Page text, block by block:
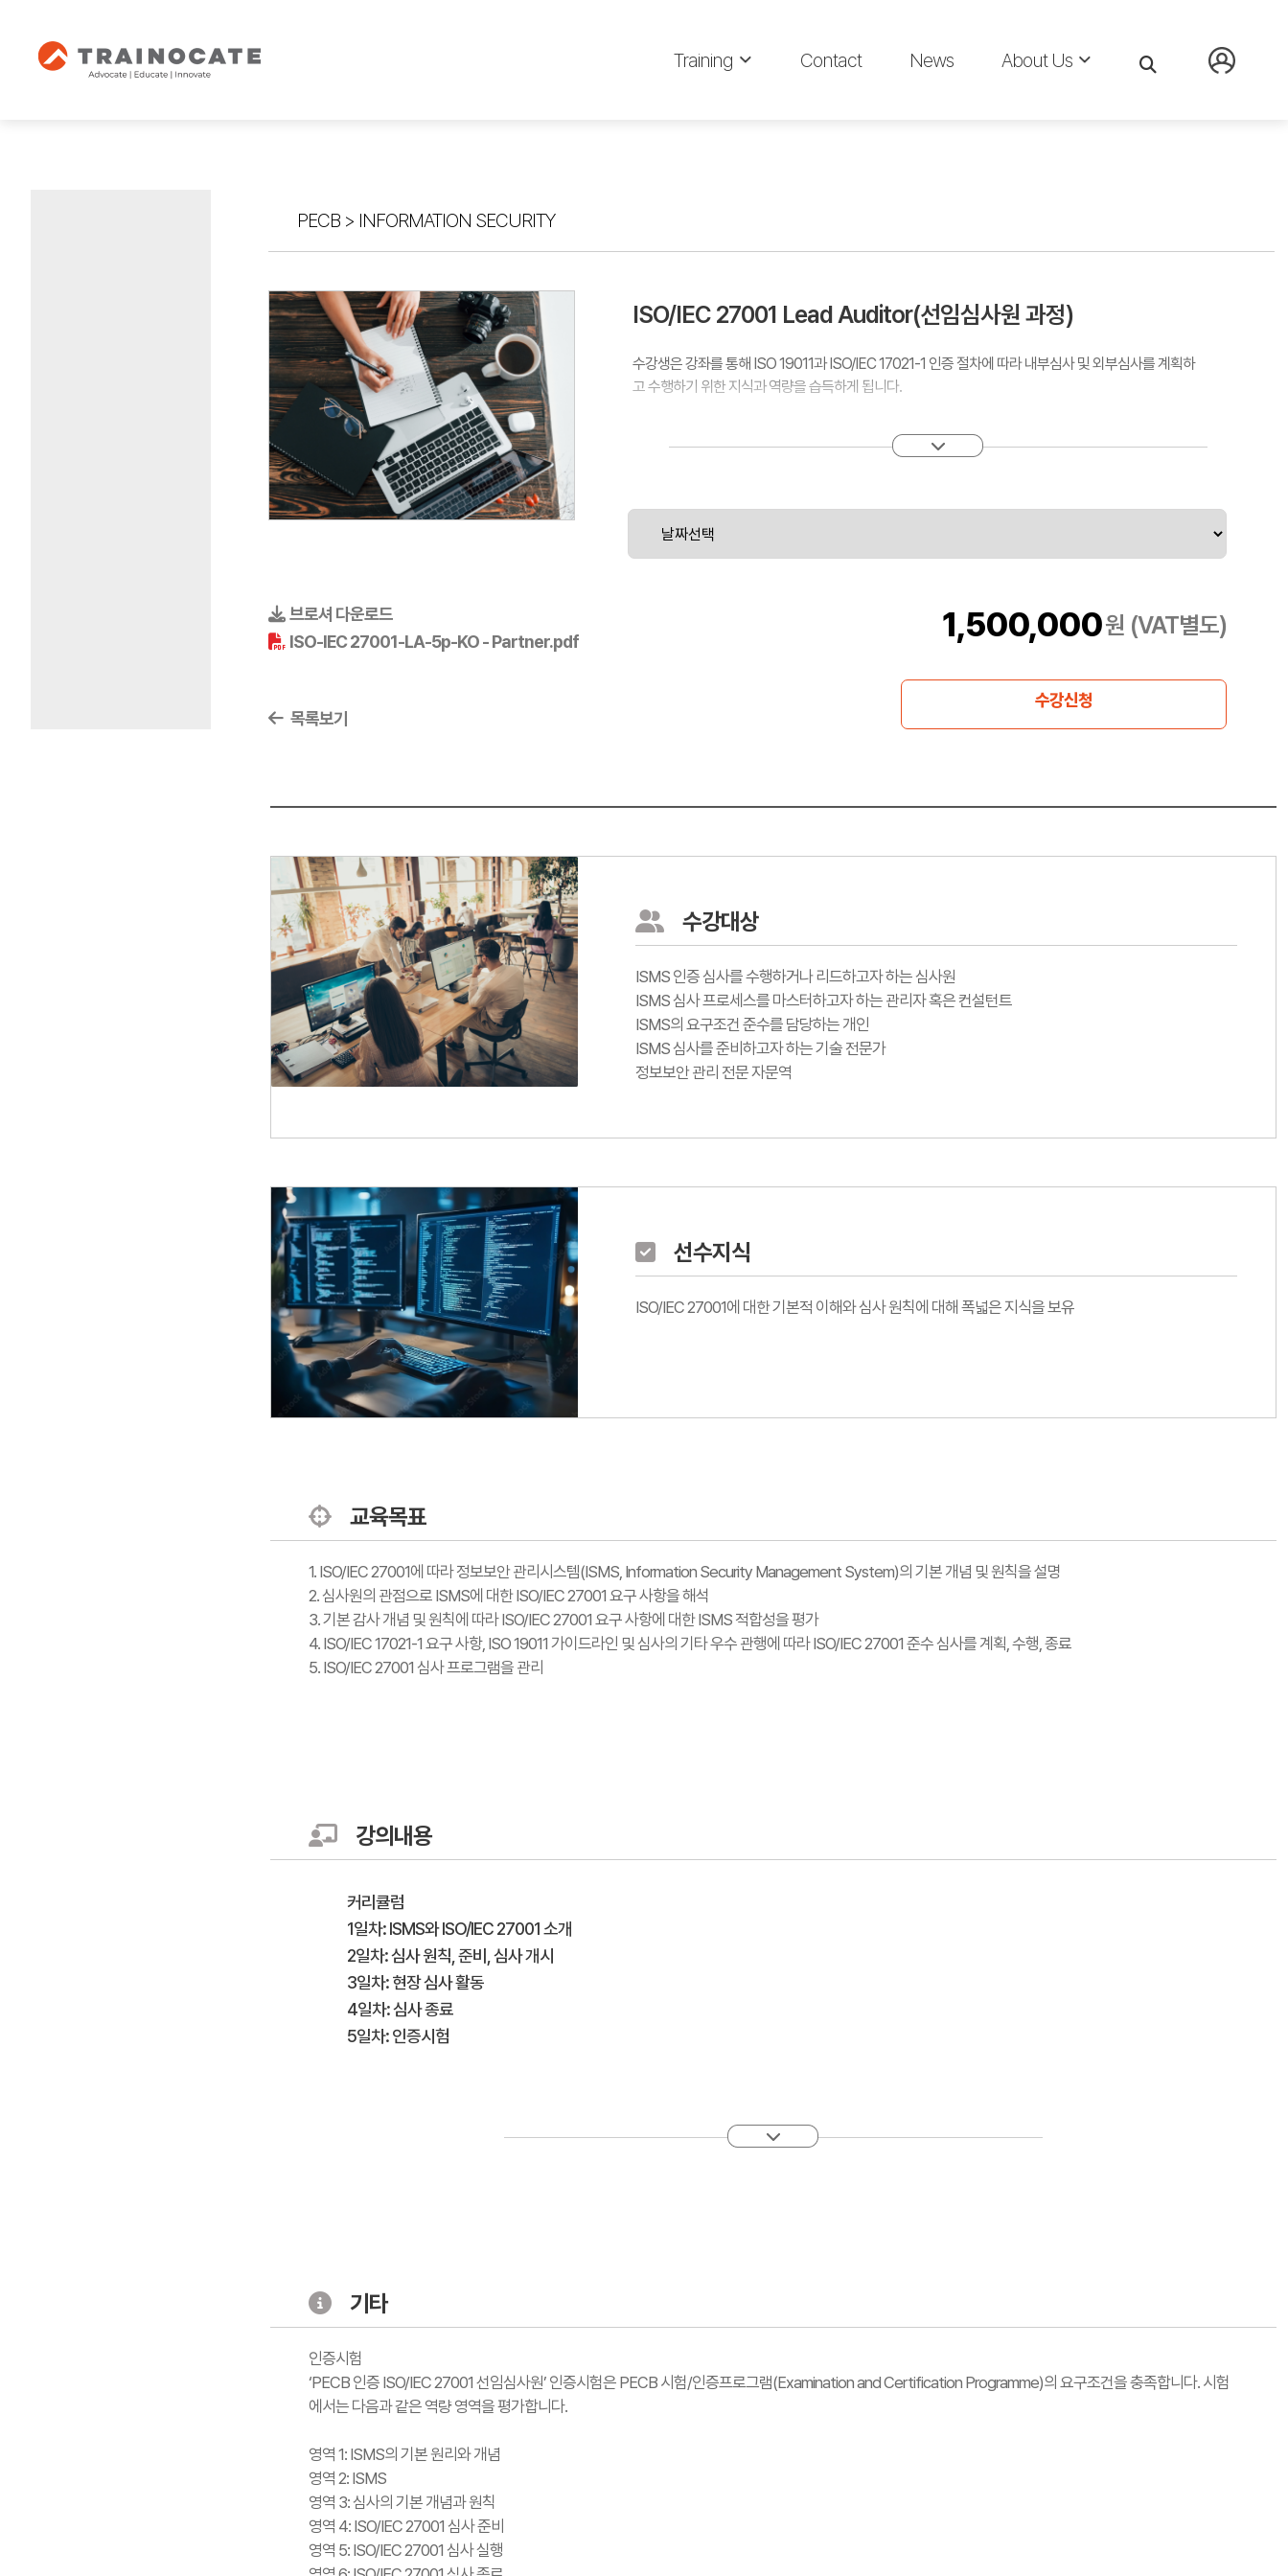
Training Contact News About Us
PECB > INFORMATION SECURITY
브로셔 다운로드
ISO-IEC 27001-LA-5p-KO - Partner.pdf
목록보기
ISO/IEC 27001 Lead Auditor(선임심사원 과정)
수강생은 강좌를 통해 ISO 19011과 ISO/IEC 17021-1 인증 절차에 따라 내부심사 및 외부심사를 계획하
고 수행하기 위한 지식과 역량을 습득하게 됩니다.
또한 실용적 실습을 통해 심사 테크닉을 마스터하고 심사 프로그램, 심사팀, 고객과의 소통, 갈등해결을
ISO/IEC 27001 선임심사원 인증서를 신청할 수 있습니다. PECB 선임심사원 인증서를 통해 우수관행
을 바탕으로 기관에 대한 심사를 수행할 수 있는 역량을 보유하고 있음을 증명할 수 있습니다.
1,500,000원 (VAT별도)
수강신청
수강대상
ISMS 인증 심사를 수행하거나 리드하고자 하는 심사원
ISMS 심사 프로세스를 마스터하고자 하는 관리자 혹은 컨설턴트
ISMS의 요구조건 준수를 담당하는 개인
ISMS 심사를 준비하고자 하는 기술 전문가
정보보안 관리 전문 자문역
선수지식
ISO/IEC 27001에 대한 기본적 이해와 심사 원칙에 대해 폭넓은 지식을 보유
교육목표
1. ISO/IEC 27001에 따라 정보보안 관리시스템(ISMS, Information Security Management System)의 기본 개념 및 원칙을 설명
2. 심사원의 관점으로 ISMS에 대한 ISO/IEC 27001 요구 사항을 해석
3. 기본 감사 개념 및 원칙에 따라 ISO/IEC 27001 요구 사항에 대한 ISMS 적합성을 평가
4. ISO/IEC 17021-1 요구 사항, ISO 19011 가이드라인 및 심사의 기타 우수 관행에 따라 ISO/IEC 27001 준수 심사를 계획, 수행, 종료
5. ISO/IEC 27001 심사 프로그램을 관리
강의내용
커리큘럼
1일차: ISMS와 ISO/IEC 27001 소개
2일차: 심사 원칙, 준비, 심사 개시
3일차: 현장 심사 활동
4일차: 심사 종료
5일차: 인증시험
기타
인증시험
‘PECB 인증 ISO/IEC 27001 선임심사원’ 인증시험은 PECB 시험/인증프로그램(Examination and Certification Programme)의 요구조건을 충족합니다. 시험
에서는 다음과 같은 역량 영역을 평가합니다.
영역 1: ISMS의 기본 원리와 개념
영역 2: ISMS
영역 3: 심사의 기본 개념과 원칙
영역 4: ISO/IEC 27001 심사 준비
영역 5: ISO/IEC 27001 심사 실행